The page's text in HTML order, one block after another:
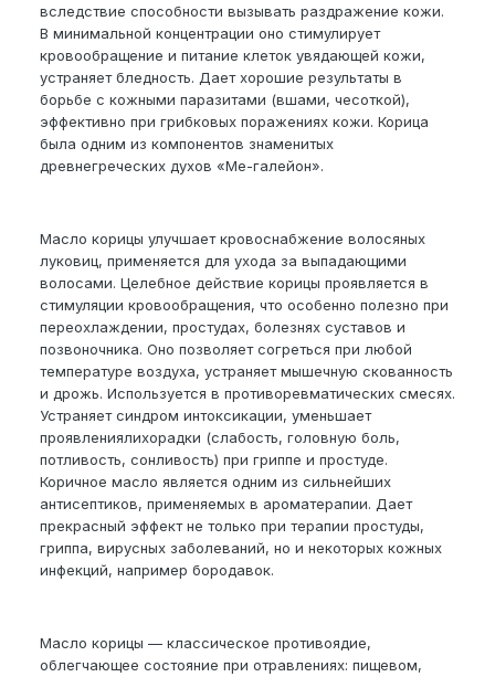
вследствие способности вызывать раздражение кожи.
В минимальной концентрации оно стимулирует
кровообращение и питание клеток увядающей кожи,
устраняет бледность. Дает хорошие результаты в
борьбе с кожными паразитами (вшами, чесоткой),
эффективно при грибковых поражениях кожи. Корица
была одним из компонентов знаменитых
древнегреческих духов «Ме-галейон».
Масло корицы улучшает кровоснабжение волосяных
луковиц, применяется для ухода за выпадающими
волосами. Целебное действие корицы проявляется в
стимуляции кровообращения, что особенно полезно при
переохлаждении, простудах, болезнях суставов и
позвоночника. Оно позволяет согреться при любой
температуре воздуха, устраняет мышечную скованность
и дрожь. Используется в противоревматических смесях.
Устраняет синдром интоксикации, уменьшает
проявлениялихорадки (слабость, головную боль,
потливость, сонливость) при гриппе и простуде.
Коричное масло является одним из сильнейших
антисептиков, применяемых в ароматерапии. Дает
прекрасный эффект не только при терапии простуды,
гриппа, вирусных заболеваний, но и некоторых кожных
инфекций, например бородавок.
Масло корицы — классическое противоядие,
облегчающее состояние при отравлениях: пищевом,